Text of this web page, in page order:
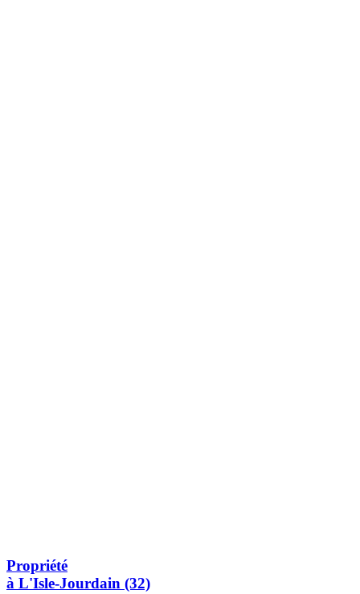
Propriété
à L'Isle-Jourdain (32)